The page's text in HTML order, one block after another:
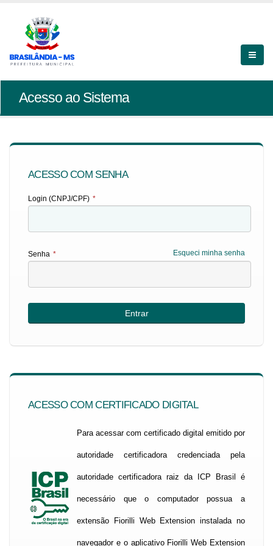
Acesso ao Sistema
ACESSO COM SENHA
Login (CNPJ/CPF) *
Esqueci minha senha
Senha *
ACESSO COM CERTIFICADO DIGITAL
Para acessar com certificado digital emitido por
autoridade certificadora credenciada pela
autoridade certificadora raiz da ICP Brasil é
necessário que o computador possua a
extensão Fiorilli Web Extension instalada no
navegador e o aplicativo Fiorilli Web Extension